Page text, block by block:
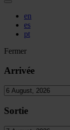
en
es
pt
Fermer
Arrivée
Sortie